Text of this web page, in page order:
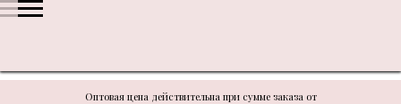
Оптовая цена действительна при сумме заказа от